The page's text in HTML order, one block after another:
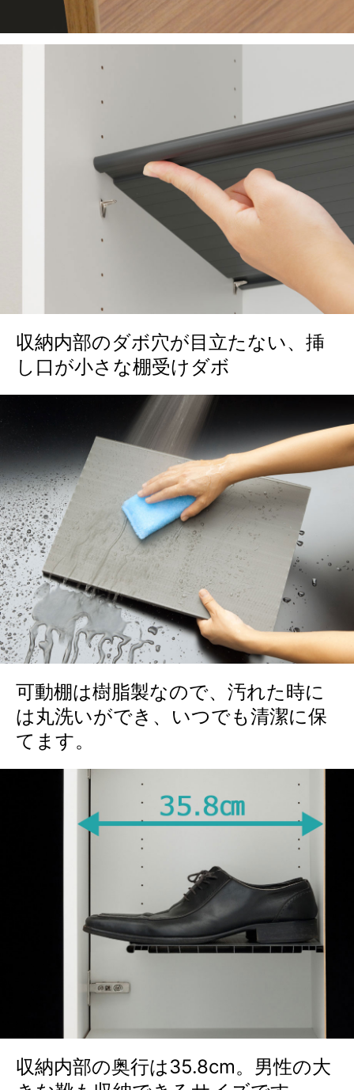
収納内部のダボ穴が目立たない、挿
し口が小さな棚受けダボ
可動棚は樹脂製なので、汚れた時に
は丸洗いができ、いつでも清潔に保
てます。
収納内部の奥行は35.8cm。男性の大